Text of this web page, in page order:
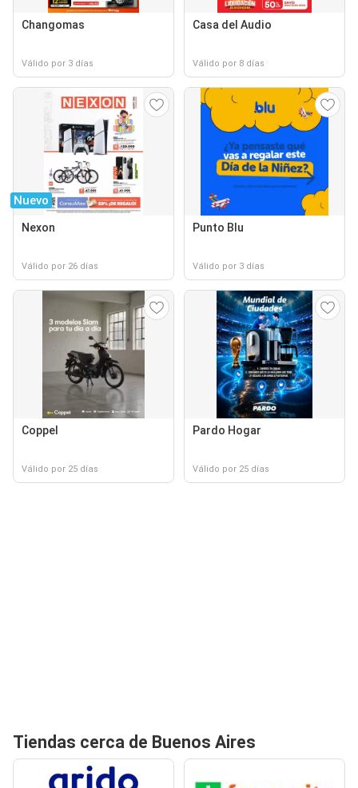
Changomas
Válido por 3 días
Casa del Audio
Válido por 8 días
Nuevo
Nexon
Válido por 26 días
Punto Blu
Válido por 3 días
Coppel
Válido por 25 días
Pardo Hogar
Válido por 25 días
Tiendas cerca de Buenos Aires